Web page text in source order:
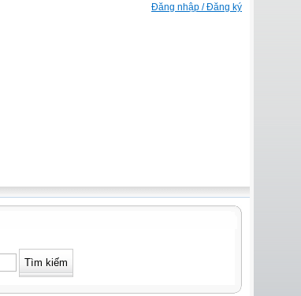
Đăng nhập / Đăng ký